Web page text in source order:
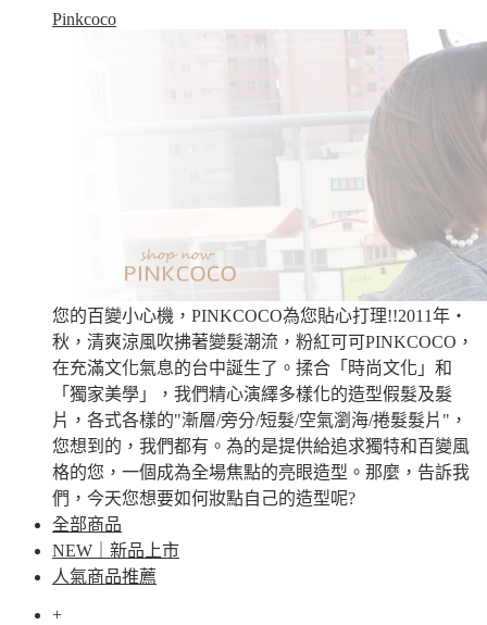
Pinkcoco
您的百變小心機，PINKCOCO為您貼心打理!!2011年‧
秋，清爽涼風吹拂著變髮潮流，粉紅可可PINKCOCO，
在充滿文化氣息的台中誕生了。揉合「時尚文化」和
「獨家美學」，我們精心演繹多樣化的造型假髮及髮
片，各式各樣的"漸層/旁分/短髮/空氣瀏海/捲髮髮片"，
您想到的，我們都有。為的是提供給追求獨特和百變風
格的您，一個成為全場焦點的亮眼造型。那麼，告訴我
們，今天您想要如何妝點自己的造型呢?
全部商品
NEW｜新品上市
人氣商品推薦
+